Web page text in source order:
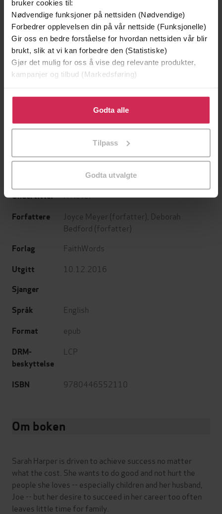
bruker cookies til:
Nødvendige funksjoner på nettsiden (Nødvendige)
Forbedrer opplevelsen din på vår nettside (Funksjonelle)
Gir oss en bedre forståelse for hvordan nettsiden vår blir
brukt, slik at vi kan forbedre den (Statistiske)
Gjør det mulig for oss å vise deg relevante produkter,
kampanjer og tilbud (Markedsføring)
Klikk på «Godta alle» for å gi oss ditt samtykke til å
bruke cookies for alle disse formålene. Du kan også
tilpasse ditt samtykke til spesifikke formål ved å klikke
Godta alle
Tilpass
Godta utvalgte
Jo Nesbø
Jørn Lier Horst
Undertittel A Novel
Forfattere Joyce Meyer (forfatter), Deborah
Bedford (forfatter)
Forlag FaithWords
Utgitt 10.12.2016
Sjanger
Språk
English
Format epub
DRM-
beskyttelse
LCP
ISBN 9780446552110
Om boken
Sarah Harper is driven to achieve success no matter
what the cost. She wants to do good and not hurt the
people she loves -- especially children and her husband,
Joe -- but her desire to succeed in her career too often
leaves little time for family.